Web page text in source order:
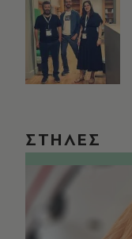
ΣΤΗΛΕΣ